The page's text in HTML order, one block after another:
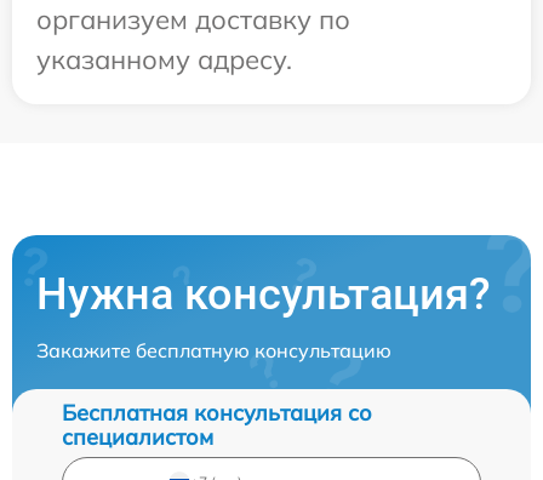
организуем доставку по
указанному адресу.
Нужна консультация?
Закажите бесплатную консультацию
Бесплатная консультация со
специалистом